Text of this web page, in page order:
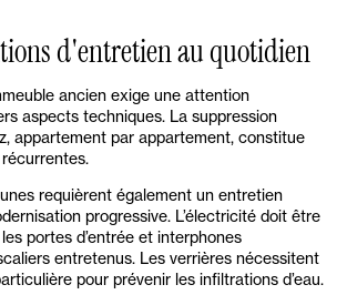
d'entretien au quotidien
ancien exige une attention
aspects techniques. La suppression
appartement par appartement, constitue
récurrentes.
requièrent également un entretien
progressive. L’électricité doit être
portes d’entrée et interphones
entretenus. Les verrières nécessitent
pour prévenir les infiltrations d’eau.